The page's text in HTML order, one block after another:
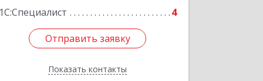
1С:Специалист
4
Отправить заявку
Показать контакты
Отправить заявку
Назад